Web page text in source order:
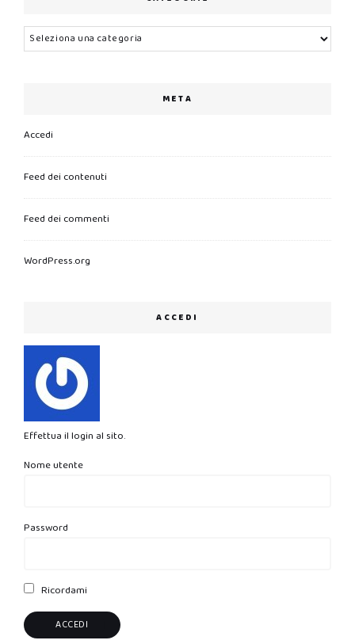
Categorie
META
Accedi
Feed dei contenuti
Feed dei commenti
WordPress.org
ACCEDI
Effettua il login al sito.
Nome utente
Password
Ricordami